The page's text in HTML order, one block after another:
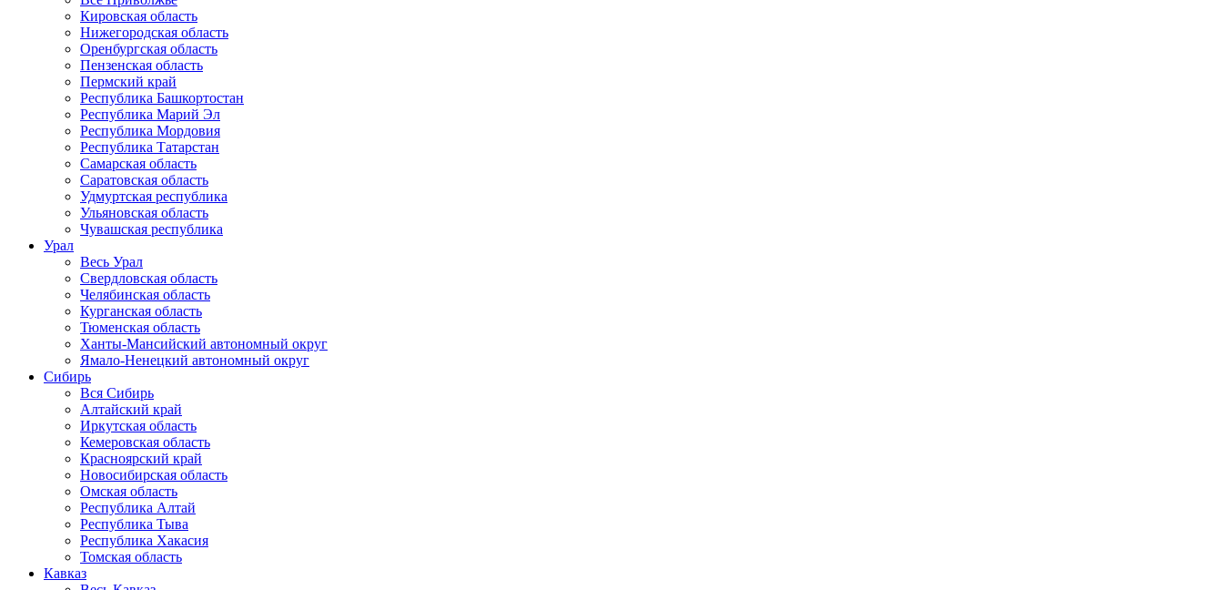
Кировская область
Нижегородская область
Оренбургская область
Пензенская область
Пермский край
Республика Башкортостан
Республика Марий Эл
Республика Мордовия
Республика Татарстан
Самарская область
Саратовская область
Удмуртская республика
Ульяновская область
Чувашская республика
Урал
Весь Урал
Свердловская область
Челябинская область
Курганская область
Тюменская область
Ханты-Мансийский автономный округ
Ямало-Ненецкий автономный округ
Сибирь
Вся Сибирь
Алтайский край
Иркутская область
Кемеровская область
Красноярский край
Новосибирская область
Омская область
Республика Алтай
Республика Тыва
Республика Хакасия
Томская область
Кавказ